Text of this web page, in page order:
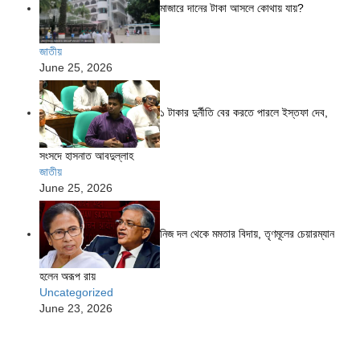
মাজারে দানের টাকা আসলে কোথায় যায়?
জাতীয়
June 25, 2026
১ টাকার দুর্নীতি বের করতে পারলে ইস্তফা দেব,
সংসদে হাসনাত আবদুল্লাহ
জাতীয়
June 25, 2026
নিজ দল থেকে মমতার বিদায়, তৃণমূলের চেয়ারম্যান
হলেন অরূপ রায়
Uncategorized
June 23, 2026